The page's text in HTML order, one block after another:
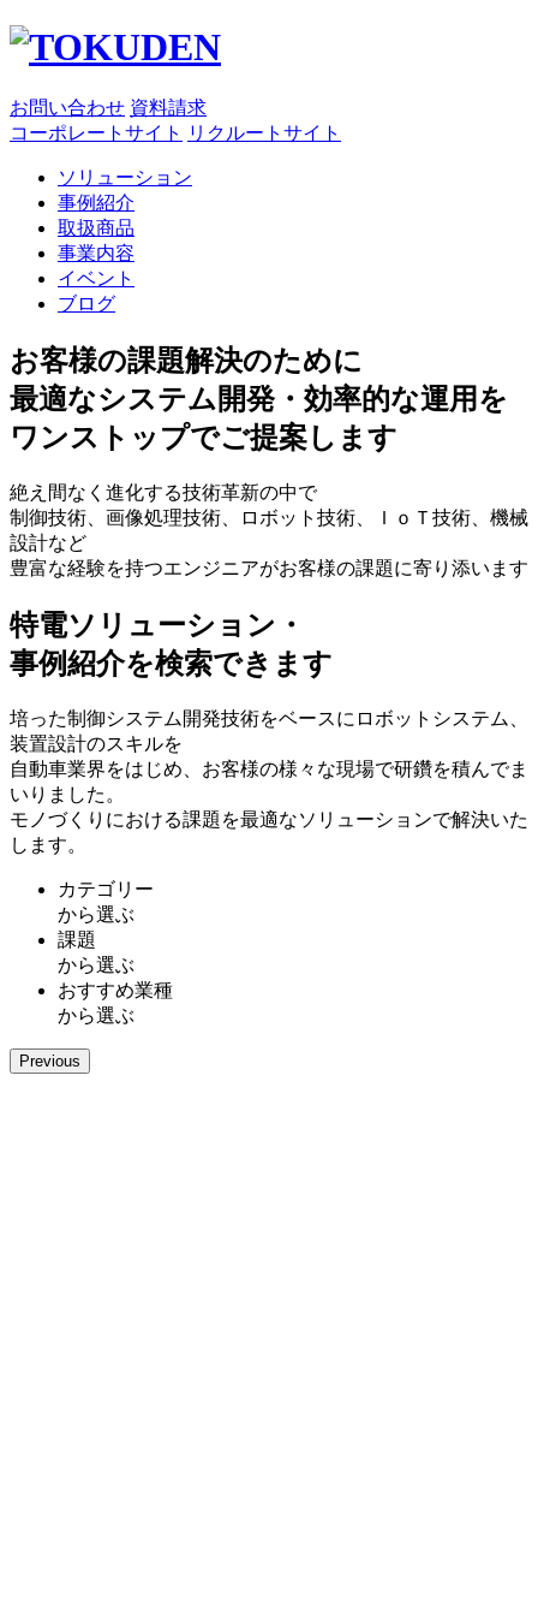
お問い合わせ 資料請求
コーポレートサイト
リクルートサイト
ソリューション
事例紹介
取扱商品
事業内容
イベント
ブログ
お客様の課題解決のために
最適なシステム開発・効率的な運用を
ワンストップでご提案します
絶え間なく進化する技術革新の中で
制御技術、画像処理技術、ロボット技術、ＩｏＴ技術、機械
設計など
豊富な経験を持つエンジニアがお客様の課題に寄り添います
特電ソリューション・
事例紹介を検索できます
培った制御システム開発技術をベースにロボットシステム、
装置設計のスキルを
自動車業界をはじめ、お客様の様々な現場で研鑽を積んでま
いりました。
モノづくりにおける課題を最適なソリューションで解決いた
します。
カテゴリー
から選ぶ
課題
から選ぶ
おすすめ業種
から選ぶ
Previous